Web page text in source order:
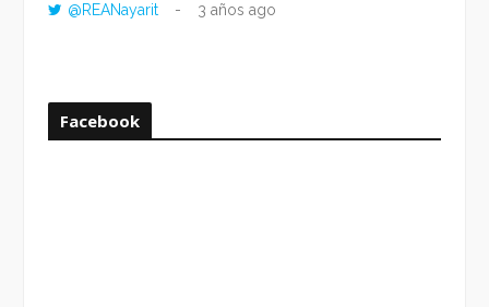
@REANayarit
3 años ago
Facebook